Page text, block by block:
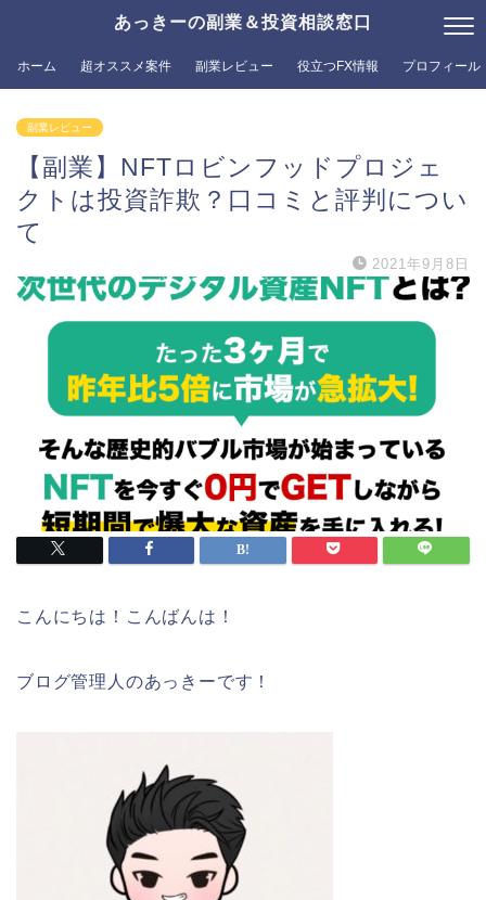
あっきーの副業＆投資相談窓口
ホーム 超オススメ案件 副業レビュー 役立つFX情報 プロフィール
副業レビュー
【副業】NFTロビンフッドプロジェ
クトは投資詐欺？口コミと評判につい
て
2021年9月8日
こんにちは！こんばんは！
ブログ管理人のあっきーです！